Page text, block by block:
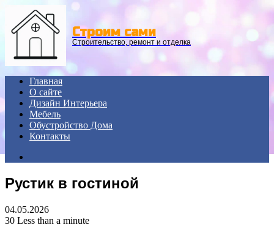
Строим сами
Строительство, ремонт и отделка
Главная
О сайте
Дизайн Интерьера
Мебель
Обустройство Дома
Контакты
Рустик в гостиной
04.05.2026
30 Less than a minute